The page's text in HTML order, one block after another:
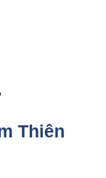
Thiên